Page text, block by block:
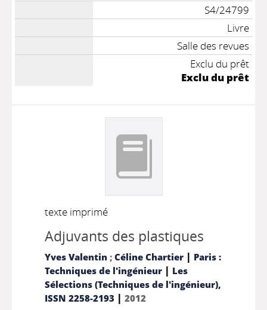
S4/24799
Livre
Salle des revues
Exclu du prêt
Exclu du prêt
texte imprimé
Adjuvants des plastiques
Yves Valentin ; Céline Chartier | Paris :
Techniques de l'ingénieur| Les
Sélections (Techniques de l'ingénieur),
ISSN 2258-2193| 2012